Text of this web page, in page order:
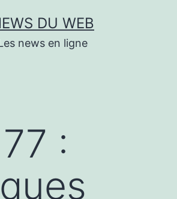
DU WEB
news en ligne
: